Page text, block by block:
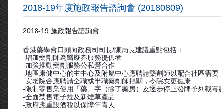
2018-19年度施政報告諮詢會 (20180809)
2018-19 施政報告諮詢會
香港藥學會口頭向政務司司長/陳局長建議重點包括：
-增加藥劑師為醫療券服務提供者
-加強推動藥劑服務公私營合作
-地區康健中心的主中心及附屬中心應聘請藥劑師以配合社區需要
-安老院舍應聘請全職或半職藥劑師把關，令院友更健康
-限制零售業使用「藥」字（除了藥房）及逐步停止發牌予列載毒
-全面禁售電子煙及新煙草產品
-政府應重設酒稅以保障年青人